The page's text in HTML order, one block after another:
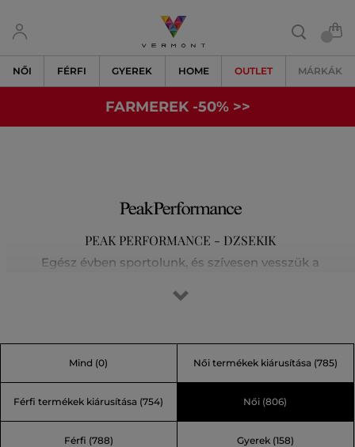
NŐI FÉRFI GYEREK HOME OUTLET MÁRKÁK
FARMEREK -50% >>
PEAK PERFORMANCE - DZSEKIK
Egész évben sportolunk, és szívesen vesszük a
magashegyi túrák során. Tisztában vagyunk vele, hogy az
kijjebb toljuk határainkat, és nem elégszünk meg a
kevesebbel. A kiszámíthatatlan időjárású svéd Åre
technikai anyagokra, a legújabb technológiára és
trendekre helyezvén a hangsúlyt a legnagyobb skandináv
Mind (0) Női termékek kiárusítása (785)
Férfi termékek kiárusítása (754) Női (806)
Férfi (788) Gyerek(158)